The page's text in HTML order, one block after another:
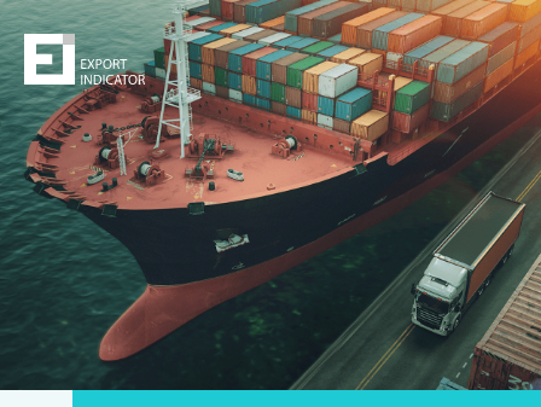
Zamów raport
Decydując się na zakup raportu, kupujesz z jednej
stronybezpieczeństwo
z drugiej zwiększasz swoje
szanse na sukces.
Zyskujesz prawdziwą przewagę konkurencyjną.
Może to Twojanajlepsza inwestycja w życiu!